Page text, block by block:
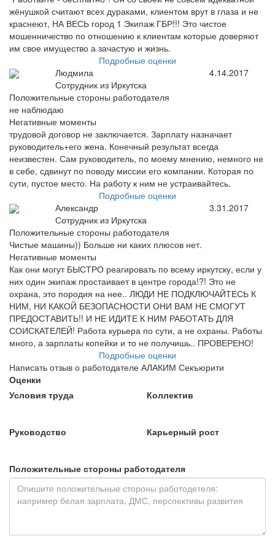
жёнушкой считают всех дураками, клиентом врут в глаза и не
краснеют, НА ВЕСЬ город 1 Экипаж ГБР!!! Это чистое
мошенничество по отношению к клиентам которые доверяют
им свое имущество а зачастую и жизнь.
Подробные оценки
Людмила
Сотрудник из Иркутска
4.14.2017
Положительные стороны работодателя
не наблюдаю
Негативные моменты
трудовой договор не заключается. Зарплату назначает
руководитель+его жена. Конечный результат всегда
неизвестен. Сам руководитель, по моему мнению, немного не
в себе, сдвинут по поводу миссии его компании. Которая по
сути, пустое место. На работу к ним не устраивайтесь.
Подробные оценки
Александр
Сотрудник из Иркутска
3.31.2017
Положительные стороны работодателя
Чистые машины)) Больше ни каких плюсов нет.
Негативные моменты
Как они могут БЫСТРО реагировать по всему иркутску, если у
них один экипаж простаивает в центре города!?! Это не
охрана, это породия на нее.. ЛЮДИ НЕ ПОДКЛЮЧАЙТЕСЬ К
НИМ, НИ КАКОЙ БЕЗОПАСНОСТИ ОНИ ВАМ НЕ СМОГУТ
ПРЕДОСТАВИТЬ!! И НЕ ИДИТЕ К НИМ РАБОТАТЬ ДЛЯ
СОИСКАТЕЛЕЙ! Работа курьера по сути, а не охраны. Работы
много, а зарплаты копейки и то не получишь.. ПРОВЕРЕНО!
Подробные оценки
Написать отзыв о работодателе АЛАКИМ Секъюрити
Оценки
Условия труда
Коллектив
Руководство Карьерный рост
Положительные стороны работодателя